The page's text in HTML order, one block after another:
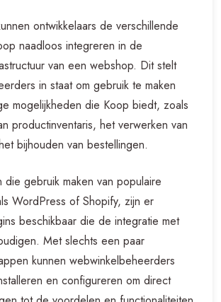
ontwikkelaars de verschillende
naadloos integreren in de
van een webshop. Dit stelt
in staat om gebruik te maken
mogelijkheden die Koop biedt, zoals
productinventaris, het verwerken van
bijhouden van bestellingen.
gebruik maken van populaire
WordPress of Shopify, zijn er
beschikbaar die de integratie met
Met slechts een paar
kunnen webwinkelbeheerders
en configureren om direct